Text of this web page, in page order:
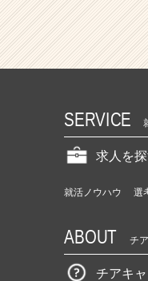
SERVICE
求人を
就活ノウハウ 選
ABOUT チ
チアキ